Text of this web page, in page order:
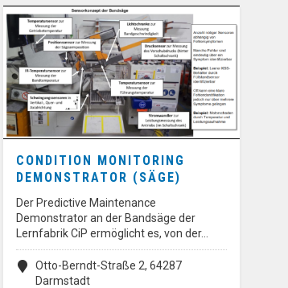
CONDITION MONITORING
DEMONSTRATOR (SÄGE)
Der Predictive Maintenance
Demonstrator an der Bandsäge der
Lernfabrik CiP ermöglicht es, von der…
Otto-Berndt-Straße 2, 64287
Darmstadt